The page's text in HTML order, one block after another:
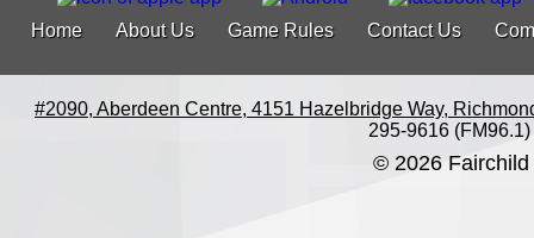
Home About Us Game Rules Contact Us
#2090, Aberdeen Centre, 4151 Hazelbridge Way,
295-9616 (FM96.1)
© 2026 Fairchild